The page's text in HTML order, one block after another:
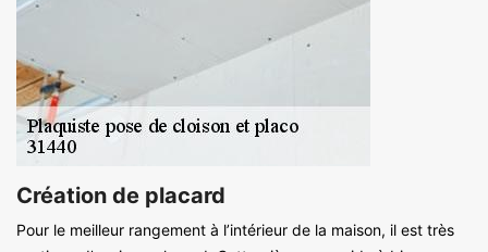
Création de placard
Pour le meilleur rangement à l’intérieur de la maison, il est très